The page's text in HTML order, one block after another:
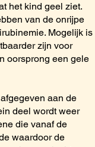
het kind geel ziet.
van de onrijpe
Mogelijk is
zijn voor
oorsprong een gele
aan de
deel wordt weer
die vanaf de
waardoor de